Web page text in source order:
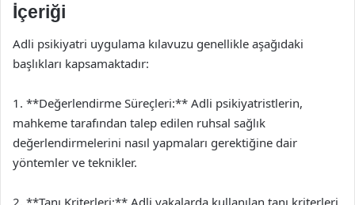
İçeriği
Adli psikiyatri uygulama kılavuzu genellikle aşağıdaki
başlıkları kapsamaktadır:
1. **Değerlendirme Süreçleri:** Adli psikiyatristlerin,
mahkeme tarafından talep edilen ruhsal sağlık
değerlendirmelerini nasıl yapmaları gerektiğine dair
yöntemler ve teknikler.
2. **Tanı Kriterleri:** Adli vakalarda kullanılan tanı kriterleri